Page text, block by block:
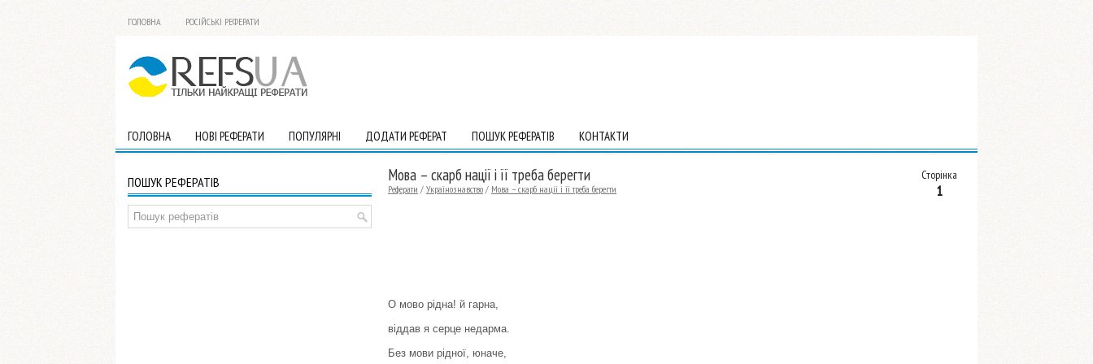
ГОЛОВНА РОСІЙСЬКІ РЕФЕРАТИ
ГОЛОВНА НОВІ РЕФЕРАТИ ПОПУЛЯРНІ ДОДАТИ РЕФЕРАТ ПОШУК РЕФЕРАТІВ КОНТАКТИ
Сторінка
1
Мова – скарб нації і її треба берегти
Реферати / Українознавство / Мова – скарб нації і її треба берегти
О мово рідна! й гарна,
віддав я серце недарма.
Без мови рідної, юначе,
ПОШУК РЕФЕРАТІВ